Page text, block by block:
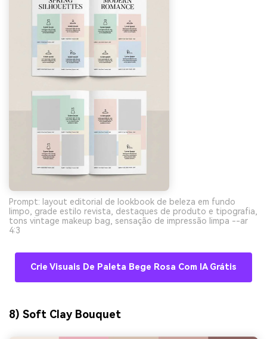
Prompt: layout editorial de lookbook de beleza em fundo
limpo, grade estilo revista, destaques de produto e tipografia,
tons vintage makeup bag, sensação de impressão limpa --ar
4:3
Crie Visuais De Paleta Bege Rosa Com IA Grátis
8) Soft Clay Bouquet